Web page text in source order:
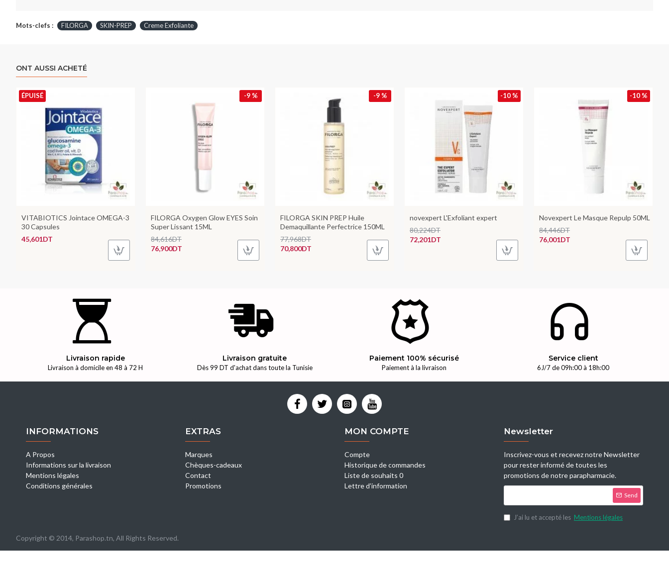
Mots-clefs : FILORGA SKIN-PREP Creme Exfoliante
ONT AUSSI ACHETÉ
ÉPUISÉ
VITABIOTICS Jointace OMEGA-3
30 Capsules
45,601DT
-9 %
FILORGA Oxygen Glow EYES Soin
Super Lissant 15ML
76,900DT
84,616DT
-9 %
FILORGA SKIN PREP Huile
Demaquillante Perfectrice 150ML
70,800DT
77,968DT
-10 %
novexpert L'Exfoliant expert
72,201DT
80,224DT
-10 %
Novexpert Le Masque Repulp 50ML
76,001DT
84,446DT
Livraison rapide
Livraison à domicile en 48 à 72 H
Livraison gratuite
Dès 99 DT d'achat dans toute la Tunisie
Paiement 100% sécurisé
Paiement à la livraison
Service client
6J/7 de 09h:00 à 18h:00
INFORMATIONS
A Propos
Informations sur la livraison
Mentions légales
Conditions générales
EXTRAS
Marques
Chèques-cadeaux
Contact
Promotions
MON COMPTE
Compte
Historique de commandes
Liste de souhaits 0
Lettre d’information
Newsletter
Inscrivez-vous et recevez notre Newsletter
pour rester informé de toutes les
promotions de notre parapharmacie.
Send
J’ai lu et accepté les Mentions légales
Copyright © 2014, Parashop.tn, All Rights Reserved.